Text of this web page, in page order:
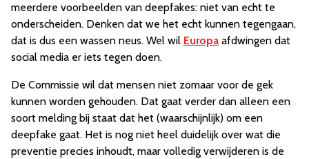
meerdere voorbeelden van deepfakes: niet van echt te
onderscheiden. Denken dat we het echt kunnen tegengaan,
dat is dus een wassen neus. Wel wil Europa afdwingen dat
social media er iets tegen doen.
De Commissie wil dat mensen niet zomaar voor de gek
kunnen worden gehouden. Dat gaat verder dan alleen een
soort melding bij staat dat het (waarschijnlijk) om een
deepfake gaat. Het is nog niet heel duidelijk over wat die
preventie precies inhoudt, maar volledig verwijderen is de